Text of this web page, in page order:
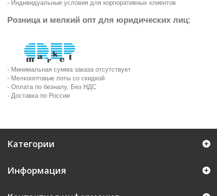
- Индивидуальные условия для корпоративных клиентов
Розница и мелкий опт для юридических лиц:
- Минимальная сумма заказа отсутствует
- Мелкооптовые лоты со скидкой
- Оплата по безналу, Без НДС
- Доставка по России
Категории
Информация